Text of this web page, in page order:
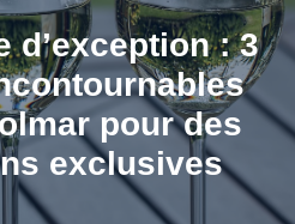
: 3
pour des
exclusives